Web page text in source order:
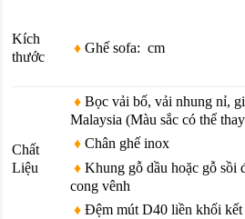
Kích
thước
♦Ghế sofa: cm
Chất
Liệu
♦ Bọc vải bố, vải nhung nỉ,
Malaysia (Màu sắc có thể
♦ Chân ghế inox
♦ Khung gỗ dầu hoặc gỗ sồi
cong vênh
♦ Đệm mút D40 liền khối kết